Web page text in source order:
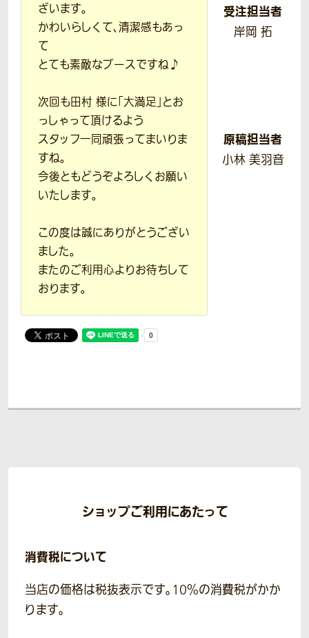
ざいます。
かわいらしくて、清潔感もあっ
て
とても素敵なブースですね♪
次回も田村 様に「大満足」とお
っしゃって頂けるよう
スタッフ一同頑張ってまいりま
すね。
今後ともどうぞよろしくお願い
いたします。
この度は誠にありがとうござい
ました。
またのご利用心よりお待ちして
おります。
受注担当者
岸岡 拓
原稿担当者
小林 美羽音
ショップご利用にあたって
消費税について
当店の価格は税抜表示です。10％の消費税がかか
ります。